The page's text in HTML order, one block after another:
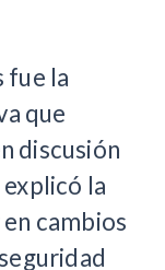
fue la
que
discusión
la
cambios